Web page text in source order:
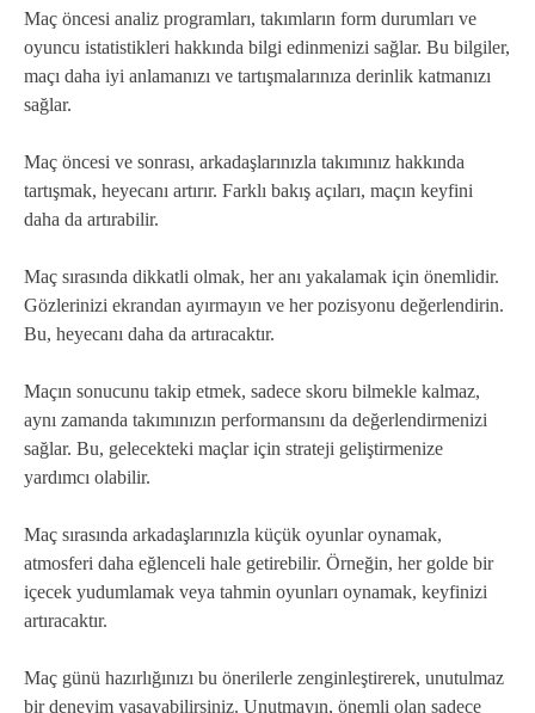
Maç öncesi analiz programları, takımların form durumları ve
oyuncu istatistikleri hakkında bilgi edinmenizi sağlar. Bu bilgiler,
maçı daha iyi anlamanızı ve tartışmalarınıza derinlik katmanızı
sağlar.
Maç öncesi ve sonrası, arkadaşlarınızla takımınız hakkında
tartışmak, heyecanı artırır. Farklı bakış açıları, maçın keyfini
daha da artırabilir.
Maç sırasında dikkatli olmak, her anı yakalamak için önemlidir.
Gözlerinizi ekrandan ayırmayın ve her pozisyonu değerlendirin.
Bu, heyecanı daha da artıracaktır.
Maçın sonucunu takip etmek, sadece skoru bilmekle kalmaz,
aynı zamanda takımınızın performansını da değerlendirmenizi
sağlar. Bu, gelecekteki maçlar için strateji geliştirmenize
yardımcı olabilir.
Maç sırasında arkadaşlarınızla küçük oyunlar oynamak,
atmosferi daha eğlenceli hale getirebilir. Örneğin, her golde bir
içecek yudumlamak veya tahmin oyunları oynamak, keyfinizi
artıracaktır.
Maç günü hazırlığınızı bu önerilerle zenginleştirerek, unutulmaz
bir deneyim yaşayabilirsiniz. Unutmayın, önemli olan sadece